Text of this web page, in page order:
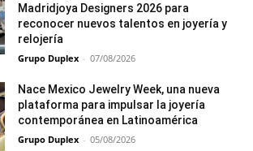
Madridjoya Designers 2026 para
reconocer nuevos talentos en joyería y
relojería
Grupo Duplex - 07/08/2026
Nace Mexico Jewelry Week, una nueva
plataforma para impulsar la joyería
contemporánea en Latinoamérica
Grupo Duplex - 05/08/2026